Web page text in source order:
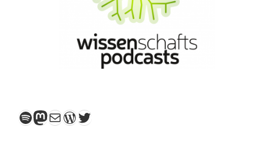
Spotify
Mastodon
E-MailWordPress
Twitter